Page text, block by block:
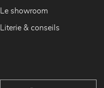
Le showroom
Literie & conseils